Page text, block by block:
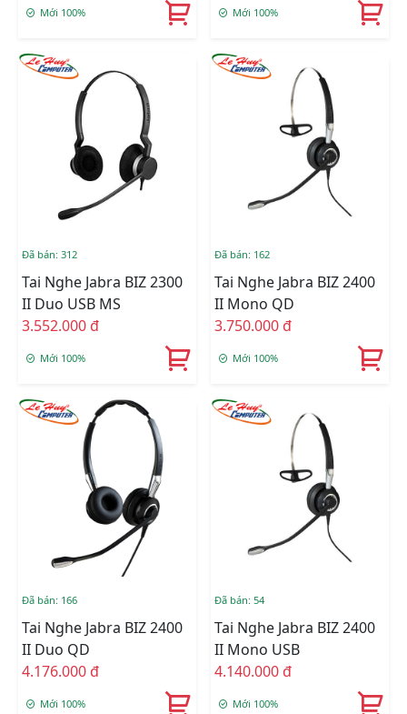
Mới 100% Mới 100%
Đã bán: 312
Tai Nghe Jabra BIZ 2300
II Duo USB MS
3.552.000 đ
Mới 100%
Đã bán: 162
Tai Nghe Jabra BIZ 2400
II Mono QD
3.750.000 đ
Mới 100%
Đã bán: 166
Tai Nghe Jabra BIZ 2400
II Duo QD
4.176.000 đ
Mới 100%
Đã bán: 54
Tai Nghe Jabra BIZ 2400
II Mono USB
4.140.000 đ
Mới 100%